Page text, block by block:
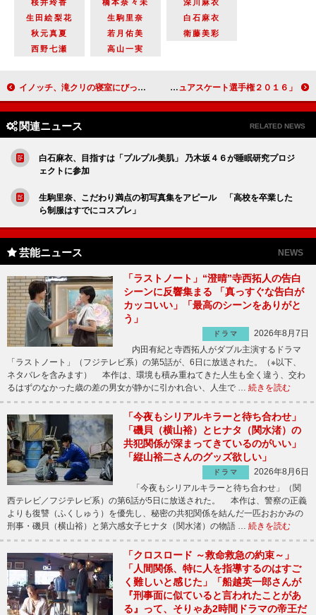
桜井玲香 橋本奈々未
深川麻衣
生田絵梨花
生駒里奈
白石麻衣
秋元真夏
若月佑美
衛藤美彩
西野七瀬
高山一実
イノッチ、滝クリの寝室にびっくり！？ 「こんなところで寝てるんですね…」 高橋大輔、フジテレビ“フィギュアスケート中継の顔”に決定 「世界フィギュアスケート選手権２０１６」
関連ニュース RELATED NEWS
白石麻衣、目指すは「プルプル美肌」 乃木坂４６が睡眠研究プロジ
ェクトに参加
生駒里奈、こだわり満点の初写真集をアピール 「高校を卒業した
ら制服はすでにコスプレ」
芸能ニュース NEWS
「ラストノート」“澄晴”寺西拓人の告白
シーンに反響集まる 「真っすぐな告白が
カッコいい」「最高のシーンをありがと
う」
ドラマ
2026年8月7日
内田有紀と寺西拓人がダブル主演するドラマ
「ラストノート」（フジテレビ系）の第5話が、6日に放送された。（※以下、
ネタバレを含みます） 本作は、環境も積み重ねてきた人生も全く違う、交わ
るはずのなかった歳の差の男女が静かに引かれ合い、人生で … 続きを読む
「今夜もシリアルキラーと待ち合わせ」
「磯貝（横山裕）とヒナタ（関水渚）の
共犯関係が深まってきているのがいい」
「縦山裕二さんのグッズ欲しい」
ドラマ
2026年8月6日
「今夜もシリアルキラーと待ち合わせ」（関
西テレビ／フジテレビ系）の第6話が5日に放送された。 本作は、警察の正義
よりも復讐（ふくしゅう）を優先し、秘密の共犯関係を結んだ一匹おおかみの
刑事・磯貝（横山裕）と第六感女子ヒナタ（関水渚）の物語 … 続きを読む
「クロスロード ～救命救急の約束～」
「人間関係、特に人を指導するのはすご
く難しいと感じた」「船越英一郎さんが
『刑事面に似ていると言われたことがあ
る』って、そりゃあ2時間ドラマの帝王だ